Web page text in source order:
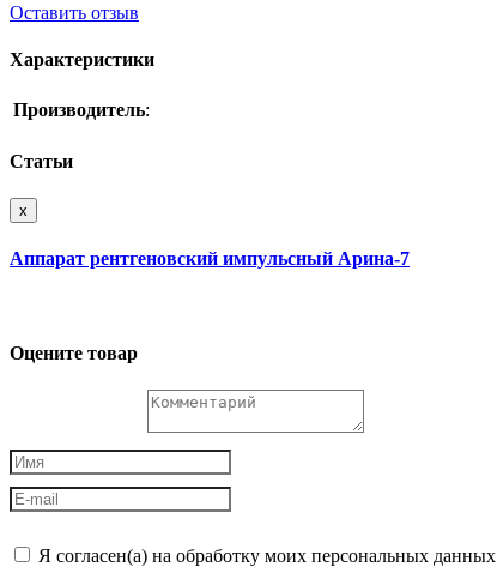
Оставить отзыв
Характеристики
Производитель:
Статьи
x
Аппарат рентгеновский импульсный Арина-7
Оцените товар
Я согласен(а) на обработку моих персональных данных